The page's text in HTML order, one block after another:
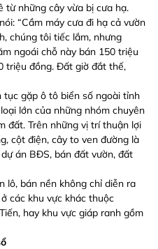
từ những cây vừa bị cưa hạ.
“Cầm máy cưa đi hạ cả vườn
chúng tôi tiếc lắm, nhưng
ngoái chỗ này bán 150 triệu
triệu đồng. Đất giờ đắt thế,
tục gặp ô tô biển số ngoài tỉnh
lớn của những nhóm chuyên
đất. Trên những vị trí thuận lợi
cột điện, cây to ven đường là
án BĐS, bán đất vườn, đất
lô, bán nền không chỉ diễn ra
các khu vực khác thuộc
hay khu vực giáp ranh gồm